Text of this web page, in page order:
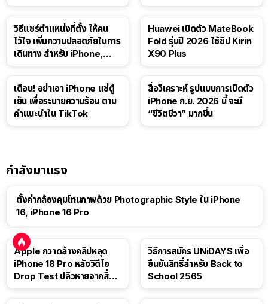
วิธีแชร์ตำแหน่งที่ตั้ง ให้คน
ไว้ใจ เพิ่มความปลอดภัยในการ
เดินทาง สำหรับ iPhone,
Huawei เปิดตัว MateBook
Fold รุ่นปี 2026 ใช้ชิป Kirin
X90 Plus
เตือน! อย่าเอา iPhone แช่ตู้
เย็น เพื่อระบายความร้อน ตาม
คำแนะนำใน TikTok
สื่อวิเคราะห์ รูปแบบการเปิดตัว
iPhone ก.ย. 2026 นี้ จะมี
“ชีวิตชีวา” มากขึ้น
กำลังมาแรง
ตั้งค่ากล้องคุมโทนภาพด้วย Photographic Style ใน iPhone
16, iPhone 16 Pro
Apple กวาดล้างคลิปหลุด
iPhone 18 Pro หลังวิดีโอ
Drop Test ปลิวหายจากสื่อ
วิธีการสมัคร UNiDAYS เพื่อ
ยืนยันสิทธิ์สำหรับ Back to
School 2565